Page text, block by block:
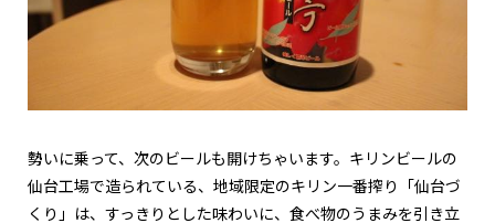
勢いに乗って、次のビールも開けちゃいます。キリンビールの
仙台工場で造られている、地域限定のキリン一番搾り「仙台づ
くり」は、すっきりとした味わいに、食べ物のうまみを引き立